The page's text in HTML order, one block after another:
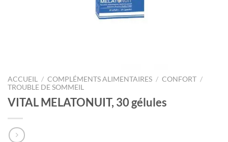
ACCUEIL / COMPLÉMENTS ALIMENTAIRES / CONFORT /
TROUBLE DE SOMMEIL
VITAL MELATONUIT, 30 gélules